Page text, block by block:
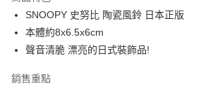
合作金庫商業銀行
華南商業銀行
彰化商業銀行
上海商業儲蓄銀行
國泰世華商業銀行
匯豐（台灣）商業銀行
LINE Pay
街口支付
SNOOPY 史努比 陶瓷風鈴 日本正版
本體約8x6.5x6cm
聲音清脆 漂亮的日式裝飾品!
銷售重點